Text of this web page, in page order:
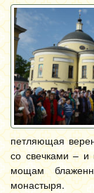
петляющая
со свечками – и
мощам
монастыря.